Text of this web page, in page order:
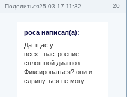
Поделиться 20
25.03.17 11:32
роса написал(а):
Да..щас у
всех...настроение-
сплошной диагноз...
Фиксироваться? они и
сдвинуться не могут...